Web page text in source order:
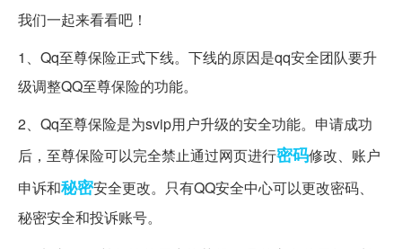
我们一起来看看吧！
1、Qq至尊保险正式下线。下线的原因是qq安全团队要升
级调整QQ至尊保险的功能。
2、Qq至尊保险是为svip用户升级的安全功能。申请成功
后，至尊保险可以完全禁止通过网页进行密码修改、账户
申诉和秘密安全更改。只有QQ安全中心可以更改密码、
秘密安全和投诉账号。